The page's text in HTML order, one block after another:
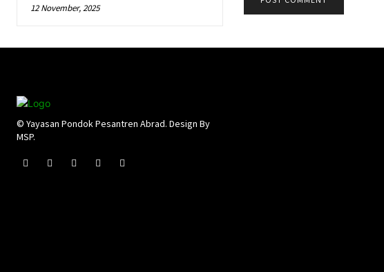
12 November, 2025
© Yayasan Pondok Pesantren Abrad. Design By
MSP.